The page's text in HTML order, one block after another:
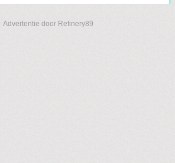
Advertentie door Refinery89